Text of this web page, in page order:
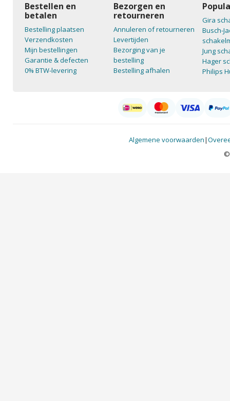
Bestellen en
betalen
Bestelling plaatsen
Verzendkosten
Mijn bestellingen
Garantie & defecten
0% BTW-levering
Bezorgen en
retourneren
Annuleren of retourneren
Levertijden
Bezorging van je
bestelling
Bestelling afhalen
Gira
Busch-
Jung
Hager
Philips
Algemene voorwaarden|
©